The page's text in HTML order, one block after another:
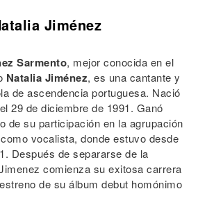
Jiménez
Sarmento, mejor conocida en el
Natalia Jiménez, es una cantante y
de ascendencia portuguesa. Nació
29 de diciembre de 1991. Ganó
de su participación en la agrupación
vocalista, donde estuvo desde
Después de separarse de la
comienza su exitosa carrera
de su álbum debut homónimo